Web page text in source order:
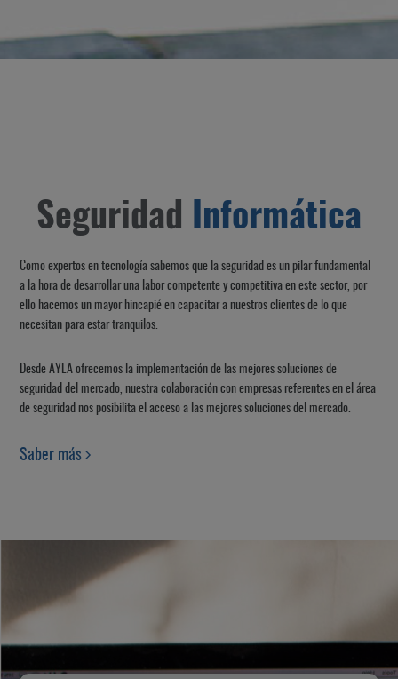
Seguridad Informática
Como expertos en tecnología sabemos que la seguridad es un pilar fundamental
a la hora de desarrollar una labor competente y competitiva en este sector, por
ello hacemos un mayor hincapié en capacitar a nuestros clientes de lo que
necesitan para estar tranquilos.
Desde AYLA ofrecemos la implementación de las mejores soluciones de
seguridad del mercado, nuestra colaboración con empresas referentes en el área
de seguridad nos posibilita el acceso a las mejores soluciones del mercado.
Saber más